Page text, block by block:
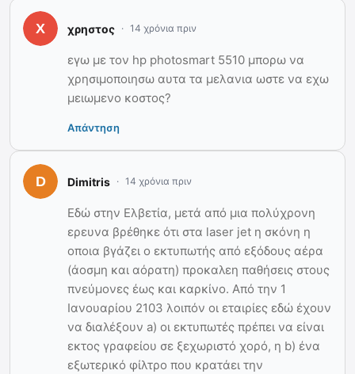
χρηστος 14 χρόνια πριν
εγω με τον hp photosmart 5510 μπορω να
χρησιμοποιησω αυτα τα μελανια ωστε να εχω
μειωμενο κοστος?
Απάντηση
Dimitris 14 χρόνια πριν
Εδώ στην Ελβετία, μετά από μια πολύχρονη
ερευνα βρέθηκε ότι στα laser jet η σκόνη η
οποια βγάζει ο εκτυπωτής από εξόδους αέρα
(άοσμη και αόρατη) προκαλεη παθήσεις στους
πνεύμονες έως και καρκίνο. Από την 1
Ιανουαρίου 2103 λοιπόν οι εταιρίες εδώ έχουν
να διαλέξουν a) οι εκτυπωτές πρέπει να είναι
εκτος γραφείου σε ξεχωριστό χορό, η b) ένα
εξωτερικό φίλτρο που κρατάει την